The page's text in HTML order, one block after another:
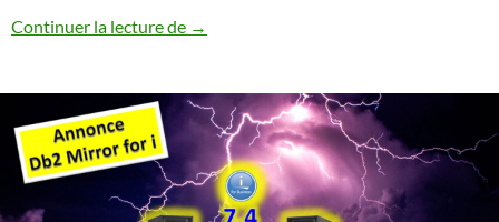
Continuer la lecture de Quelques chiffres sur la version 7.4
→